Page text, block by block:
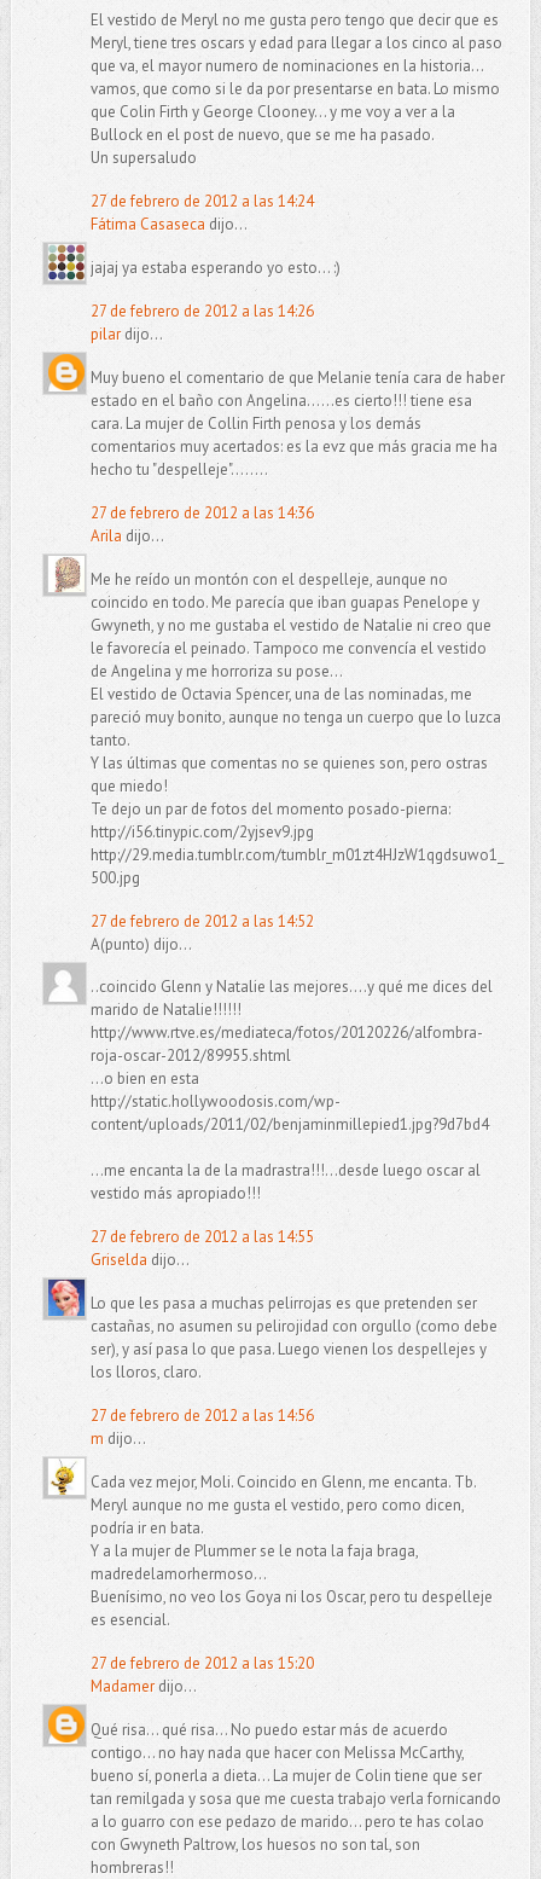
El vestido de Meryl no me gusta pero tengo que decir que es
Meryl, tiene tres oscars y edad para llegar a los cinco al paso
que va, el mayor numero de nominaciones en la historia...
vamos, que como si le da por presentarse en bata. Lo mismo
que Colin Firth y George Clooney... y me voy a ver a la
Bullock en el post de nuevo, que se me ha pasado.
Un supersaludo
27 de febrero de 2012 a las 14:24
Fátima Casaseca dijo...
jajaj ya estaba esperando yo esto... :)
27 de febrero de 2012 a las 14:26
pilardijo...
Muy bueno el comentario de que Melanie tenía cara de haber
estado en el baño con Angelina......es cierto!!! tiene esa
cara. La mujer de Collin Firth penosa y los demás
comentarios muy acertados: es la evz que más gracia me ha
hecho tu "despelleje"........
27 de febrero de 2012 a las 14:36
Arila dijo...
Me he reído un montón con el despelleje, aunque no
coincido en todo. Me parecía que iban guapas Penelope y
Gwyneth, y no me gustaba el vestido de Natalie ni creo que
le favorecía el peinado. Tampoco me convencía el vestido
de Angelina y me horroriza su pose...
El vestido de Octavia Spencer, una de las nominadas, me
pareció muy bonito, aunque no tenga un cuerpo que lo luzca
tanto.
Y las últimas que comentas no se quienes son, pero ostras
que miedo!
Te dejo un par de fotos del momento posado-pierna:
http://i56.tinypic.com/2yjsev9.jpg
http://29.media.tumblr.com/tumblr_m01zt4HJzW1qgdsuwo1_
500.jpg
27 de febrero de 2012 a las 14:52
A(punto) dijo...
..coincido Glenn y Natalie las mejores....y qué me dices del
marido de Natalie!!!!!!
http://www.rtve.es/mediateca/fotos/20120226/alfombra-
roja-oscar-2012/89955.shtml
...o bien en esta
http://static.hollywoodosis.com/wp-
content/uploads/2011/02/benjaminmillepied1.jpg?9d7bd4
...me encanta la de la madrastra!!!...desde luego oscar al
vestido más apropiado!!!
27 de febrero de 2012 a las 14:55
Griselda dijo...
Lo que les pasa a muchas pelirrojas es que pretenden ser
castañas, no asumen su pelirojidad con orgullo (como debe
ser), y así pasa lo que pasa. Luego vienen los despellejes y
los lloros, claro.
27 de febrero de 2012 a las 14:56
m dijo...
Cada vez mejor, Moli. Coincido en Glenn, me encanta. Tb.
Meryl aunque no me gusta el vestido, pero como dicen,
podría ir en bata.
Y a la mujer de Plummer se le nota la faja braga,
madredelamorhermoso...
Buenísimo, no veo los Goya ni los Oscar, pero tu despelleje
es esencial.
27 de febrero de 2012 a las 15:20
Madamerdijo...
Qué risa... qué risa... No puedo estar más de acuerdo
contigo... no hay nada que hacer con Melissa McCarthy,
bueno sí, ponerla a dieta... La mujer de Colin tiene que ser
tan remilgada y sosa que me cuesta trabajo verla fornicando
a lo guarro con ese pedazo de marido... pero te has colao
con Gwyneth Paltrow, los huesos no son tal, son
hombreras!!